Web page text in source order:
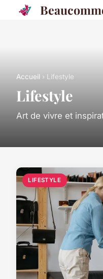
Accueil › Lifestyle
Lifestyle
Art de vivre et
LIFESTYLE